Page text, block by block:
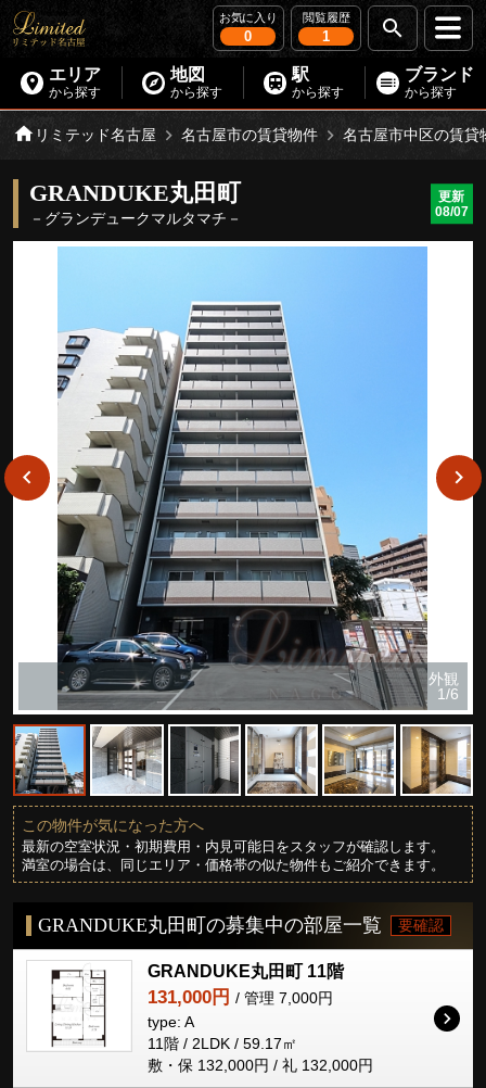
お気に入り
0
閲覧履歴
1
エリア
から探す
地図
から探す
駅
から探す
ブランド
から探す
リミテッド名古屋 名古屋市の賃貸物件 名古屋市中区の賃貸
GRANDUKE丸田町
－グランデュークマルタマチ－
更新
08/07
外観
1/6
この物件が気になった方へ
最新の空室状況・初期費用・内見可能日をスタッフが確認します。
満室の場合は、同じエリア・価格帯の似た物件もご紹介できます。
GRANDUKE丸田町の募集中の部屋一覧 要確認
GRANDUKE丸田町 11階
131,000円 / 管理 7,000円
type: A
11階 / 2LDK / 59.17㎡
敷・保 132,000円 / 礼 132,000円